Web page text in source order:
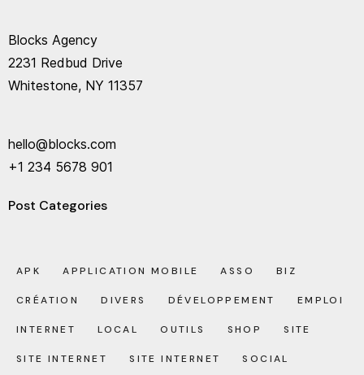
Blocks Agency
2231 Redbud Drive
Whitestone, NY 11357
hello@blocks.com
+1 234 5678 901
Post Categories
APK APPLICATION MOBILE ASSO BIZ
CRÉATION DIVERS DÉVELOPPEMENT EMPLOI
INTERNET LOCAL OUTILS SHOP SITE
SITE INTERNET SITE INTERNET SOCIAL